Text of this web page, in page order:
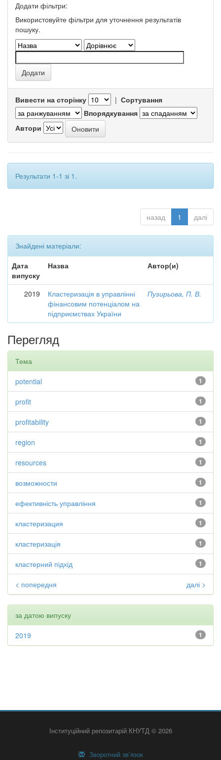
Додати фільтри:
Використовуйте фільтри для уточнення результатів
пошуку.
Вивести на сторінку | Сортування
Впорядкування
Автори
Результати 1-1 зі 1.
назад 1 далі
Знайдені матеріали:
Дата
випуску
Назва Автор(и)
2019
Кластеризація в управлінні
фінансовим потенціалом на
підприємствах України
Пузирьова, П. В.
Перегляд
Тема
1
potential
1
profit
1
profitability
1
region
1
resources
1
возможности
1
ефективність управління
1
кластеризация
1
кластеризація
1
кластерний підхід
< попередня далі >
за датою випуску
1
2019
Інституційний репозитарій КНУТД © 2026
Зворотний зв’язок